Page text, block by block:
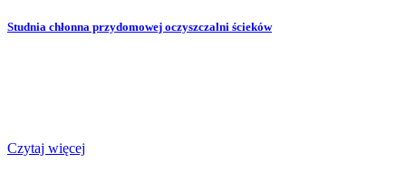
Studnia chłonna przydomowej oczyszczalni ścieków
Czytaj więcej